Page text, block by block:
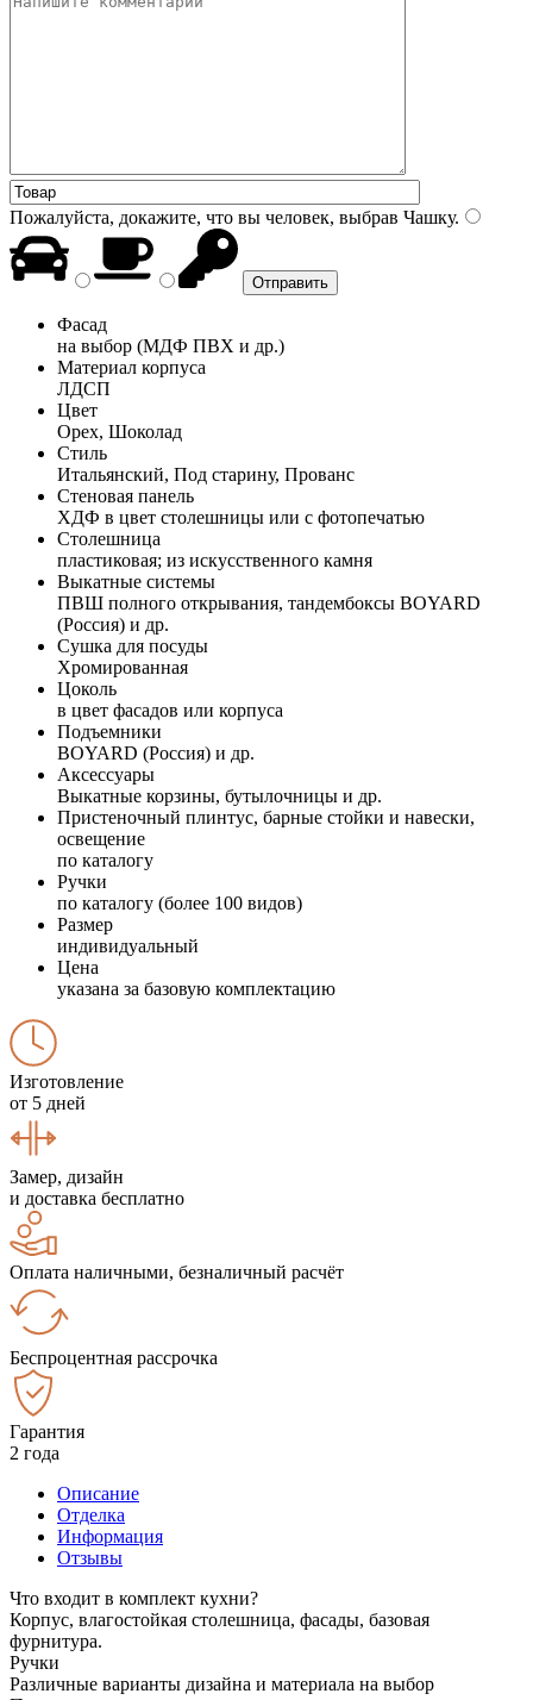
Пожалуйста, докажите, что вы человек, выбрав Чашку.
Фасад
на выбор (МДФ ПВХ и др.)
Материал корпуса
ЛДСП
Цвет
Орех, Шоколад
Стиль
Итальянский, Под старину, Прованс
Стеновая панель
ХДФ в цвет столешницы или с фотопечатью
Столешница
пластиковая; из искусственного камня
Выкатные системы
ПВШ полного открывания, тандембоксы BOYARD
(Россия) и др.
Сушка для посуды
Хромированная
Цоколь
в цвет фасадов или корпуса
Подъемники
BOYARD (Россия) и др.
Аксессуары
Выкатные корзины, бутылочницы и др.
Пристеночный плинтус, барные стойки и навески,
освещение
по каталогу
Ручки
по каталогу (более 100 видов)
Размер
индивидуальный
Цена
указана за базовую комплектацию
Изготовление
от 5 дней
Замер, дизайн
и доставка бесплатно
Оплата наличными, безналичный расчёт
Беспроцентная рассрочка
Гарантия
2 года
Описание
Отделка
Информация
Отзывы
Что входит в комплект кухни?
Корпус, влагостойкая столешница, фасады, базовая
фурнитура.
Ручки
Различные варианты дизайна и материала на выбор